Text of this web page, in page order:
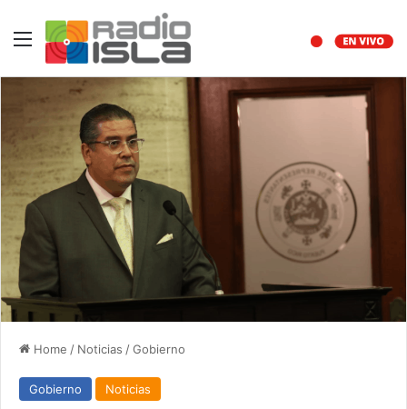
Menu
Home / Noticias /Gobierno
Gobierno Noticias